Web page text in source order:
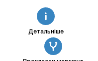
Детальніше